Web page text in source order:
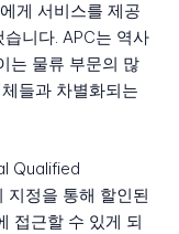
게 서비스를 제공
니다. APC는 역사
는 물류 부문의 많
들과 차별화되는
Qualified
지정을 통해 할인된
접근할 수 있게 되